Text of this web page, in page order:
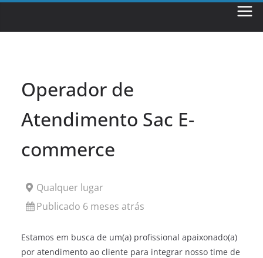
Operador de
Atendimento Sac E-
commerce
Qualquer lugar
Publicado 6 meses atrás
Estamos em busca de um(a) profissional apaixonado(a)
por atendimento ao cliente para integrar nosso time de